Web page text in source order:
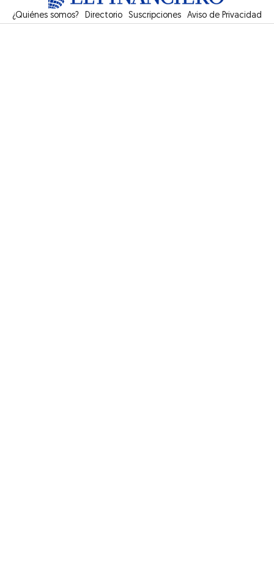
¿Quiénes somos? Directorio Suscripciones Opens in new window
Aviso de Privacidad